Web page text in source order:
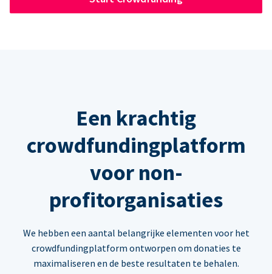
Een krachtig
crowdfundingplatform
voor non-
profitorganisaties
We hebben een aantal belangrijke elementen voor het
crowdfundingplatform ontworpen om donaties te
maximaliseren en de beste resultaten te behalen.